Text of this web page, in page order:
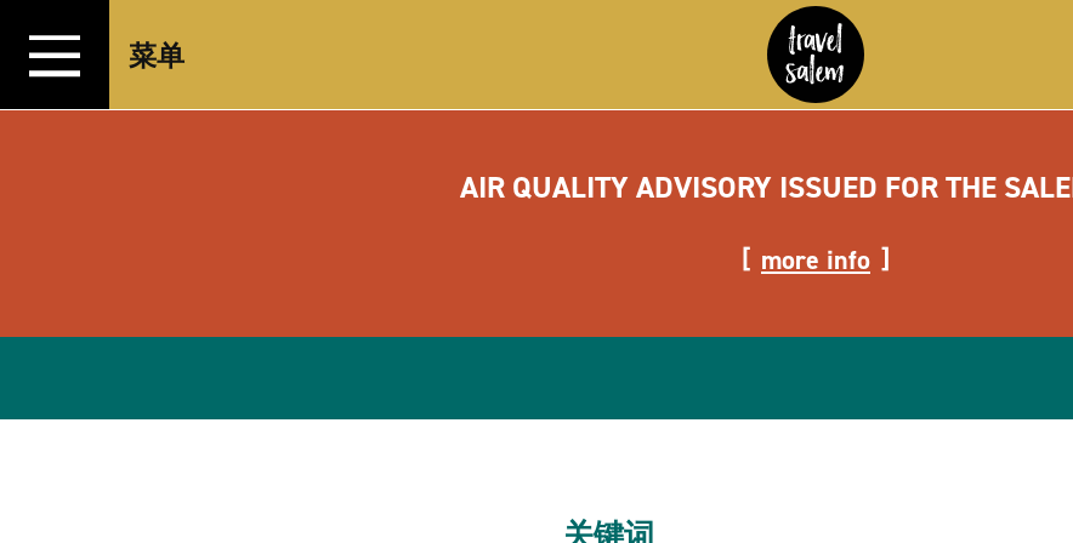
跳转至内容
菜单
AIR QUALITY ADVISORY ISSUED FOR THE
more info